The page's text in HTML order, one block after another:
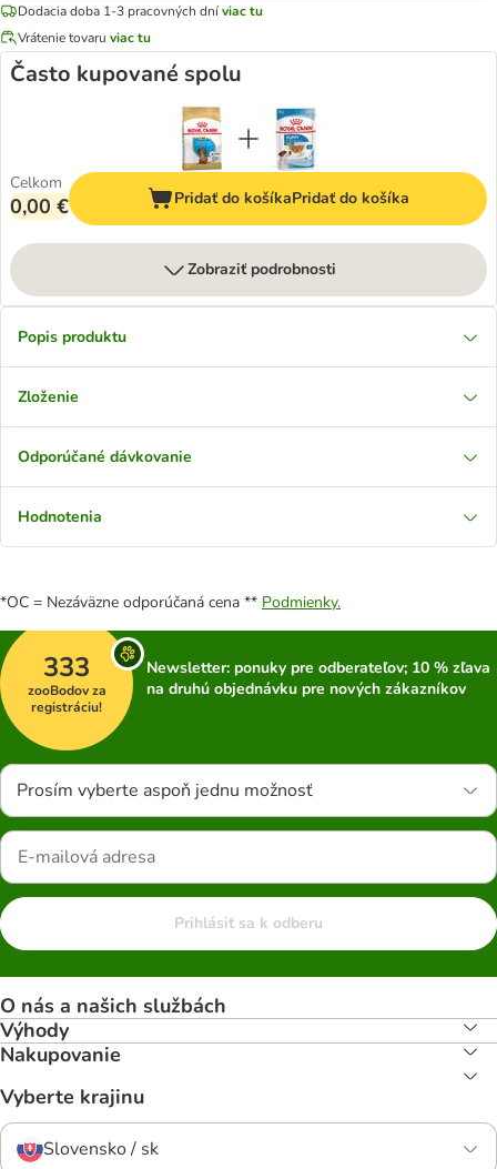
Dodacia doba 1-3 pracovných dníviac tu
Vrátenie tovaru viac tu
Často kupované spolu
Celkom
0,00 € Pridať do košíkaPridať do košíka
Zobraziť podrobnosti
Popis produktu
Zloženie
Odporúčané dávkovanie
Hodnotenia
*OC = Nezáväzne odporúčaná cena ** Podmienky.
333
zooBodov za
registráciu!
Newsletter: ponuky pre odberateľov; 10 % zľava
na druhú objednávku pre nových zákazníkov
Prosím vyberte aspoň jednu možnosť
Prihlásiť sa k odberu
O nás a našich službách
Výhody
Nakupovanie
Vyberte krajinu
Slovensko / sk